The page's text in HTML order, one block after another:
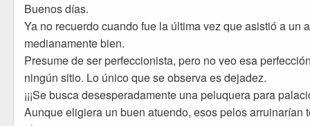
Buenos días.
Ya no recuerdo cuando fue la última vez que asistió a un
medianamente bien.
Presume de ser perfeccionista, pero no veo esa
ningún sitio. Lo único que se observa es dejadez.
¡¡¡Se busca desesperadamente una peluquera para
Aunque eligiera un buen atuendo, esos pelos arruinarían